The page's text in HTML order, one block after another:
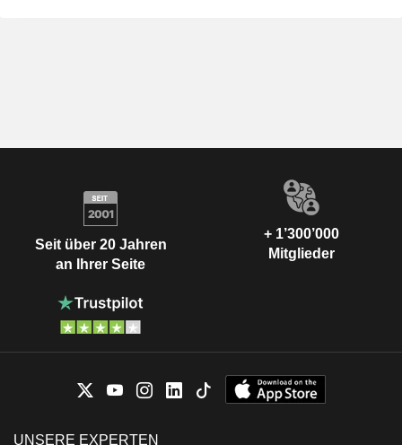
Seit über 20 Jahren
an Ihrer Seite
+ 1’300’000
Mitglieder
UNSERE EXPERTEN